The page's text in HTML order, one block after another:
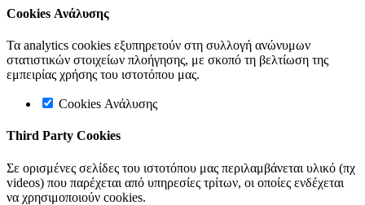
Cookies Ανάλυσης
Τα analytics cookies εξυπηρετούν στη συλλογή ανώνυμων
στατιστικών στοιχείων πλοήγησης, με σκοπό τη βελτίωση της
εμπειρίας χρήσης του ιστοτόπου μας.
Cookies Ανάλυσης
Third Party Cookies
Σε ορισμένες σελίδες του ιστοτόπου μας περιλαμβάνεται υλικό (πχ
videos) που παρέχεται από υπηρεσίες τρίτων, οι οποίες ενδέχεται
να χρησιμοποιούν cookies.